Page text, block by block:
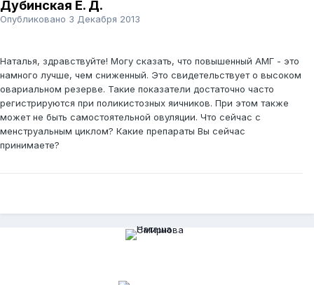
Дубинская Е. Д.
Опубликовано 3 Декабря 2013
Наталья, здравствуйте! Могу сказать, что повышенный АМГ - это
намного лучше, чем сниженный. Это свидетельствует о высоком
овариальном резерве. Такие показатели достаточно часто
регистрируются при поликистозных яичников. При этом также
может не быть самостоятельной овуляции. Что сейчас с
менструальным циклом? Какие препараты Вы сейчас
принимаете?